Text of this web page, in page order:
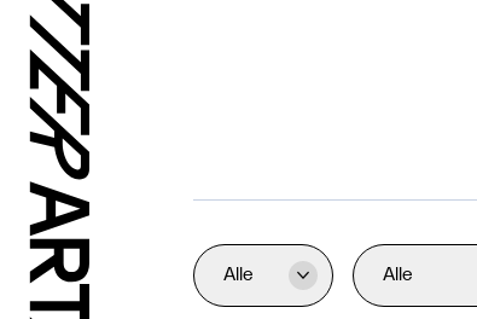
Alle  Alle